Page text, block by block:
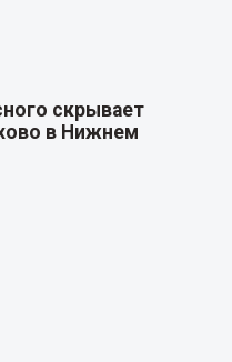
скрывает
в Нижнем